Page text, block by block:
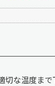
切な温度ま